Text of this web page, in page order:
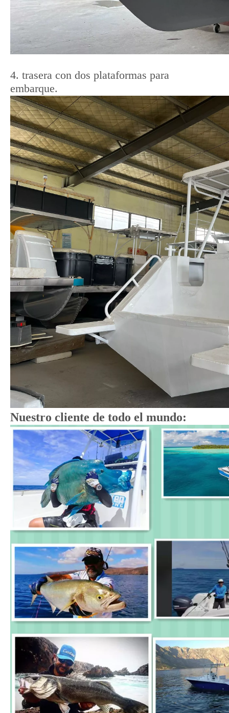
4. trasera con dos plataformas para
embarque.
Nuestro cliente de todo el mundo: